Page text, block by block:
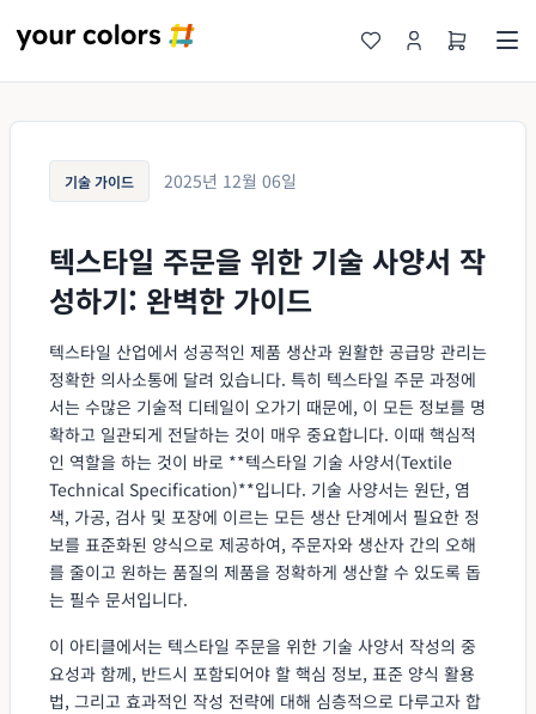
기술 가이드 2025년 12월 06일
텍스타일 주문을 위한 기술 사양서 작
성하기: 완벽한 가이드
텍스타일 산업에서 성공적인 제품 생산과 원활한 공급망 관리는
정확한 의사소통에 달려 있습니다. 특히 텍스타일 주문 과정에
서는 수많은 기술적 디테일이 오가기 때문에, 이 모든 정보를 명
확하고 일관되게 전달하는 것이 매우 중요합니다. 이때 핵심적
인 역할을 하는 것이 바로 **텍스타일 기술 사양서(Textile
Technical Specification)**입니다. 기술 사양서는 원단, 염
색, 가공, 검사 및 포장에 이르는 모든 생산 단계에서 필요한 정
보를 표준화된 양식으로 제공하여, 주문자와 생산자 간의 오해
를 줄이고 원하는 품질의 제품을 정확하게 생산할 수 있도록 돕
는 필수 문서입니다.
이 아티클에서는 텍스타일 주문을 위한 기술 사양서 작성의 중
요성과 함께, 반드시 포함되어야 할 핵심 정보, 표준 양식 활용
법, 그리고 효과적인 작성 전략에 대해 심층적으로 다루고자 합